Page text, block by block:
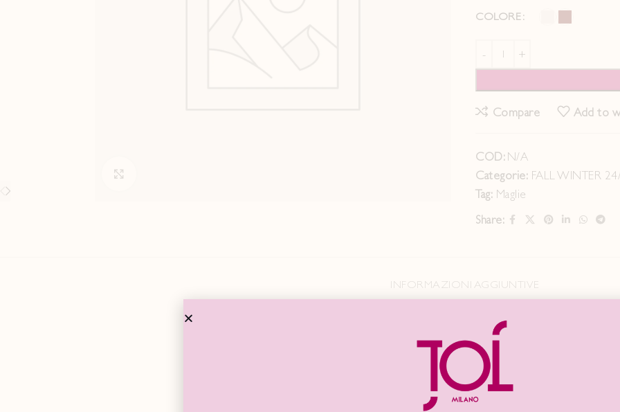
COLORE
Compare Add to
COD: N/A
Categorie: FALL WINTER
Tag: Maglie
Share:
INFORMAZIONI AGGIUNTIVE